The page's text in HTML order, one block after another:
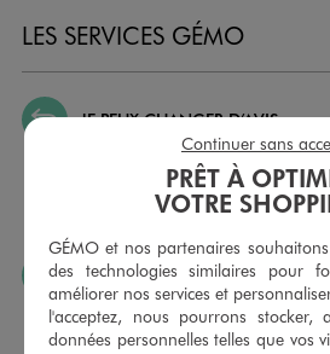
LES SERVICES GÉMO
JE PEUX CHANGER D’AVIS
Nous échangeons et vous
remboursement pour tout article
sous 30 jours, sur simple
JE PEUX FAIRE RETOUCHER MES
Ourlets, ceintures… vous avez la
retoucher vos articles textiles
PRÊT À
VOTRE
GÉMO et nos partenaires
des technologies similaires pour
améliorer nos services et
l'acceptez, nous pourrons stocker,
données personnelles telles que vos
Continuer sans